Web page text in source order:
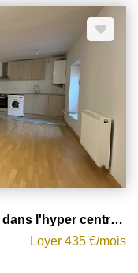
entrée avec placard,
équipée (plaque
un balcon, de deux
salle de bains ainsi
compléter ce bien.
le chauffage,
l'entretien des parties
Pour tout
organiser une visite,
au 06 77 41 95 73.
risques auxquels ce
le site officiel de
EXCLUSIVITE appartement type 3 dans l'hyper centre de Roann
Loyer 435 €/mois